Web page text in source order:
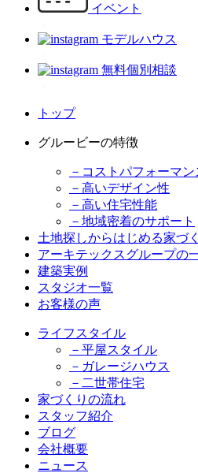
イベント
モデルハウス
無料個別相談
トップ
グルービーの特徴
－コストパフォーマン
－高いデザイン性
－高い住宅性能
－地域密着のサポート
土地探しからはじめる家づ
アーキテックスグループの
建築実例
スタジオ一覧
お客様の声
ライフスタイル
－平屋スタイル
－ガレージハウス
－二世帯住宅
家づくりの流れ
スタッフ紹介
ブログ
会社概要
ニュース